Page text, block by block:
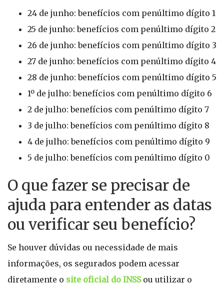
24 de junho: benefícios com penúltimo dígito 1
25 de junho: benefícios com penúltimo dígito 2
26 de junho: benefícios com penúltimo dígito 3
27 de junho: benefícios com penúltimo dígito 4
28 de junho: benefícios com penúltimo dígito 5
1º de julho: benefícios com penúltimo dígito 6
2 de julho: benefícios com penúltimo dígito 7
3 de julho: benefícios com penúltimo dígito 8
4 de julho: benefícios com penúltimo dígito 9
5 de julho: benefícios com penúltimo dígito 0
O que fazer se precisar de
ajuda para entender as datas
ou verificar seu benefício?
Se houver dúvidas ou necessidade de mais
informações, os segurados podem acessar
diretamente o site oficial do INSSou utilizar o